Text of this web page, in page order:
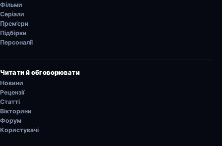
Фільми
Серіали
Прем’єри
Підбірки
Персоналії
Читати й обговорювати
Новини
Рецензії
Статті
Вікторини
Форум
Користувачі